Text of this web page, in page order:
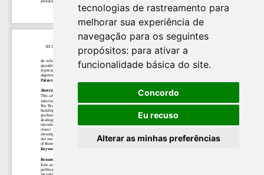
tecnologias de rastreamento para
melhorar sua experiência de
navegação para os seguintes
propósitos: para ativar a
funcionalidade básica do site.
Concordo
Eu recuso
Alterar as minhas preferências